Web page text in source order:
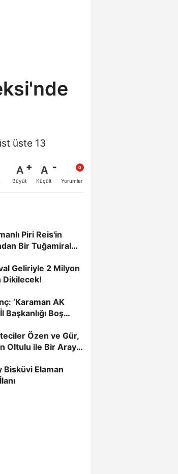
üste 13
A
Büyüt
A
Küçült Yorumlar
Piri Reis'in
Bir Tuğamiral
Geliriyle 2 Milyon
Dikilecek!
‘Karaman AK
Başkanlığı Boş
Özen ve Gür,
Oltulu ile Bir Araya
Bisküvi Elaman